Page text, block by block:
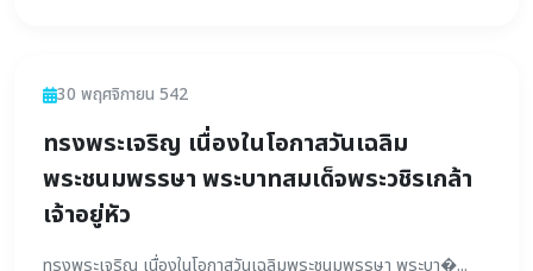
ข่าวสาร
30 พฤศจิกายน 542
ทรงพระเจริญ เนื่องในโอกาสวันเฉลิม
พระชนมพรรษา พระบาทสมเด็จพระวชิรเกล้า
เจ้าอยู่หัว
ทรงพระเจริญ เนื่องในโอกาสวันเฉลิมพระชนมพรรษา พระบา�...